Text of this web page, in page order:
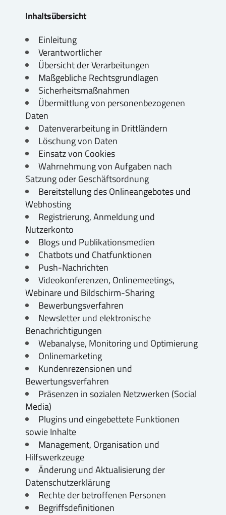
Inhaltsübersicht
Einleitung
Verantwortlicher
Übersicht der Verarbeitungen
Maßgebliche Rechtsgrundlagen
Sicherheitsmaßnahmen
Übermittlung von personenbezogenen
Daten
Datenverarbeitung in Drittländern
Löschung von Daten
Einsatz von Cookies
Wahrnehmung von Aufgaben nach
Satzung oder Geschäftsordnung
Bereitstellung des Onlineangebotes und
Webhosting
Registrierung, Anmeldung und
Nutzerkonto
Blogs und Publikationsmedien
Chatbots und Chatfunktionen
Push-Nachrichten
Videokonferenzen, Onlinemeetings,
Webinare und Bildschirm-Sharing
Bewerbungsverfahren
Newsletter und elektronische
Benachrichtigungen
Webanalyse, Monitoring und Optimierung
Onlinemarketing
Kundenrezensionen und
Bewertungsverfahren
Präsenzen in sozialen Netzwerken (Social
Media)
Plugins und eingebettete Funktionen
sowie Inhalte
Management, Organisation und
Hilfswerkzeuge
Änderung und Aktualisierung der
Datenschutzerklärung
Rechte der betroffenen Personen
Begriffsdefinitionen